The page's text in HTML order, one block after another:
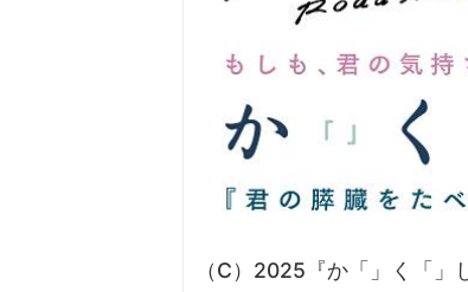
（C）2025『か「」く「